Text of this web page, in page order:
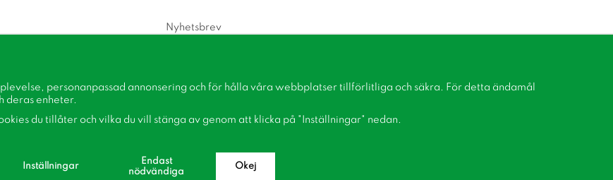
Nyhetsbrev
Inspiration
personanpassad annonsering och för hålla våra webbplatser tillförlitliga och säkra. För detta ändamål
deras enheter.
du tillåter och vilka du vill stänga av genom att klicka på "Inställningar" nedan.
Inställningar
Endast
nödvändiga
Okej